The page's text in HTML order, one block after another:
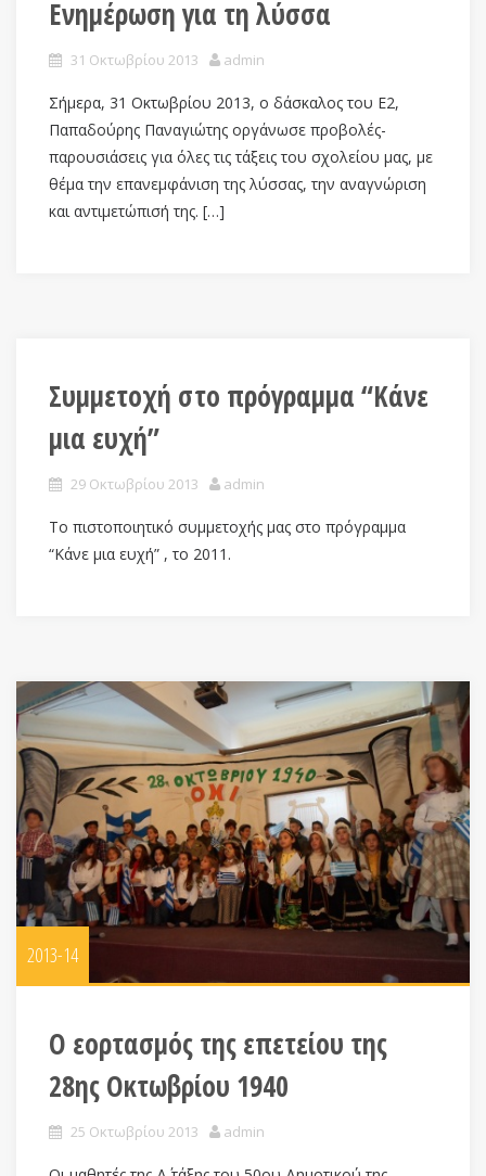
Ενημέρωση για τη λύσσα
31 Οκτωβρίου 2013 admin
Σήμερα, 31 Οκτωβρίου 2013, ο δάσκαλος του Ε2,
Παπαδούρης Παναγιώτης οργάνωσε προβολές-
παρουσιάσεις για όλες τις τάξεις του σχολείου μας, με
θέμα την επανεμφάνιση της λύσσας, την αναγνώριση
και αντιμετώπισή της. […]
Συμμετοχή στο πρόγραμμα “Κάνε
μια ευχή”
29 Οκτωβρίου 2013 admin
Το πιστοποιητικό συμμετοχής μας στο πρόγραμμα
“Κάνε μια ευχή” , το 2011.
2013-14
Ο εορτασμός της επετείου της
28ης Οκτωβρίου 1940
25 Οκτωβρίου 2013 admin